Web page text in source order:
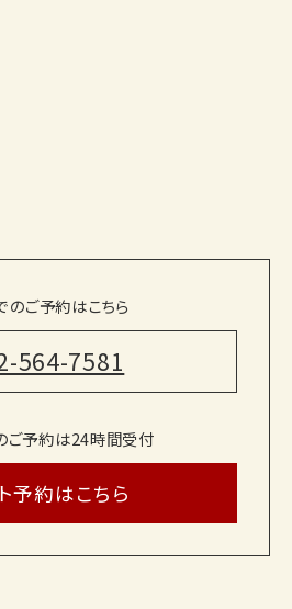
のご予約はこちら
564-7581
ご予約は24時間受付
予約はこちら